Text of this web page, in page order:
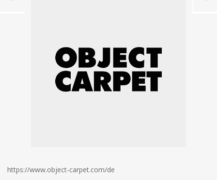
https://www.object-carpet.com/de